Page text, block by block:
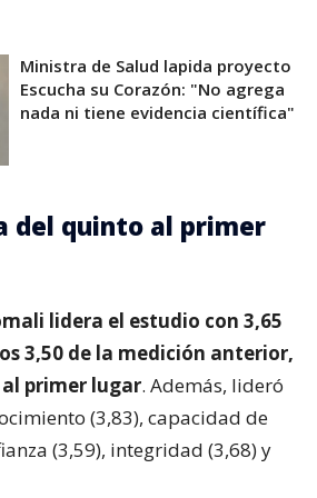
Ministra de Salud lapida proyecto
Escucha su Corazón: "No agrega
nada ni tiene evidencia científica"
del quinto al primer
lidera el estudio con 3,65
3,50 de la medición anterior,
primer lugar. Además, lideró
(3,83), capacidad de
(3,59), integridad (3,68) y